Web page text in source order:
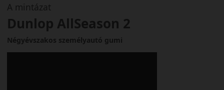
A mintázat
Dunlop AllSeason 2
Négyévszakos személyautó gumi